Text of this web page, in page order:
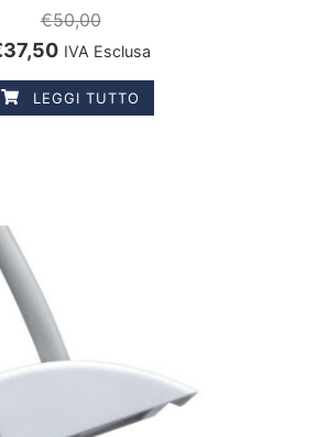
€50,00
37,50 IVA Esclusa
LEGGI TUTTO